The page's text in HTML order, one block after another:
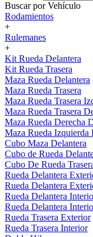
Buscar por Vehículo
Rodamientos
+
Rulemanes
+
Kit Rueda Delantera
Kit Rueda Trasera
Maza Rueda Delantera
Maza Rueda Trasera
Maza Rueda Trasera
Maza Rueda Trasera
Maza Rueda Derecha
Maza Rueda Izquierda
Cubo Maza Delantera
Cubo de Rueda
Cubo De Rueda
Rueda Delantera
Rueda Delantera
Rueda Delantera
Rueda Delantera
Rueda Trasera Exterior
Rueda Trasera Interior